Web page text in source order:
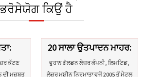
ਭਰੋਸੇਯੋਗ ਕਿਉਂ ਹੈ
ਕੱਟਣ
ਦੀ ਮਜ਼ਬੂਤ
20 ਸਾਲਾ ਉਤਪਾਦਨ ਮਾਹਰ:
ਵੁਹਾਨ ਗੋਲਡਨ ਲੇਜ਼ਰ ਕੰਪਨੀ, ਲਿਮਟਿਡ,
ਲੇਜ਼ਰ ਮਸ਼ੀਨ ਨਿਰਮਾਤਾ ਵਜੋਂ 2005 ਤੋਂ ਮੈਟਲ